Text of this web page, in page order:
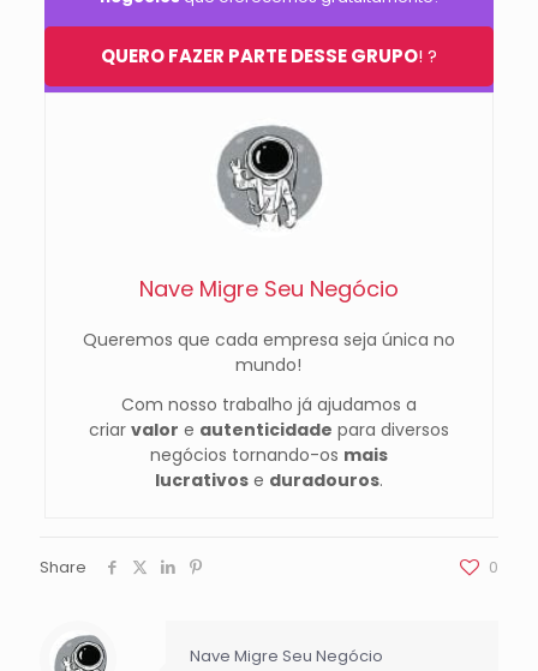
QUERO FAZER PARTE DESSE GRUPO! ?
Nave Migre Seu Negócio
Queremos que cada empresa seja única no
mundo!
Com nosso trabalho já ajudamos a
criar valor e autenticidade para diversos
negócios tornando-os mais
lucrativose duradouros.
Share 0
Nave Migre Seu Negócio